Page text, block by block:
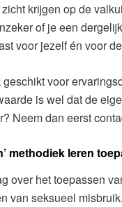
krijgen op de
of je een
voor jezelf én voor
voor
is wel dat de
Neem dan eerst
methodiek leren
over het toepassen
van seksueel